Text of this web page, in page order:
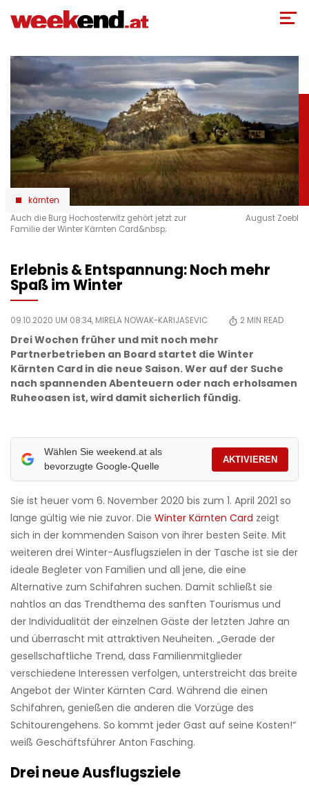
zum
kärnten
Auch die Burg Hochosterwitz gehört jetzt zur
Familie der Winter Kärnten Card&nbsp;
August Zoebl
Erlebnis & Entspannung: Noch mehr
Spaß im Winter
09.10.2020 UM 08:34, MIRELA NOWAK-KARIJASEVIC 2 MIN READ
Drei Wochen früher und mit noch mehr
Partnerbetrieben an Board startet die Winter
Kärnten Card in die neue Saison. Wer auf der Suche
nach spannenden Abenteuern oder nach erholsamen
Ruheoasen ist, wird damit sicherlich fündig.
Wählen Sie weekend.at als
bevorzugte Google-Quelle
AKTIVIEREN
Sie ist heuer vom 6. November 2020 bis zum 1. April 2021 so
lange gültig wie nie zuvor. Die Winter Kärnten Card zeigt
sich in der kommenden Saison von ihrer besten Seite. Mit
weiteren drei Winter-Ausflugszielen in der Tasche ist sie der
ideale Begleter von Familien und all jene, die eine
Alternative zum Schifahren suchen. Damit schließt sie
nahtlos an das Trendthema des sanften Tourismus und
der Individualität der einzelnen Gäste der letzten Jahre an
und überrascht mit attraktiven Neuheiten. „Gerade der
gesellschaftliche Trend, dass Familienmitglieder
verschiedene Interessen verfolgen, unterstreicht das breite
Angebot der Winter Kärnten Card. Während die einen
Schifahren, genießen die anderen die Vorzüge des
Schitourengehens. So kommt jeder Gast auf seine Kosten!“
weiß Geschäftsführer Anton Fasching.
Drei neue Ausflugsziele